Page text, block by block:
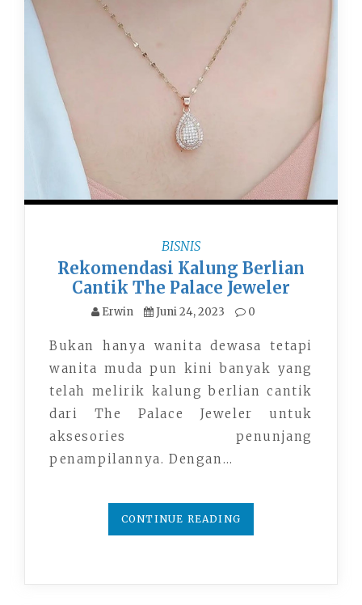
BISNIS
Rekomendasi Kalung Berlian
Cantik The Palace Jeweler
Erwin Juni 24, 2023 0
Bukan hanya wanita dewasa tetapi
wanita muda pun kini banyak yang
telah melirik kalung berlian cantik
dari The Palace Jeweler untuk
aksesories penunjang
penampilannya. Dengan…
CONTINUE READING